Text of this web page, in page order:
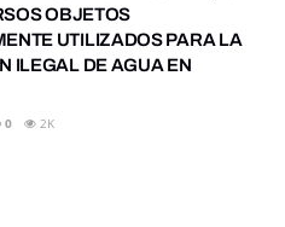
OBJETOS
UTILIZADOS PARA LA
ILEGAL DE AGUA EN
0 2K